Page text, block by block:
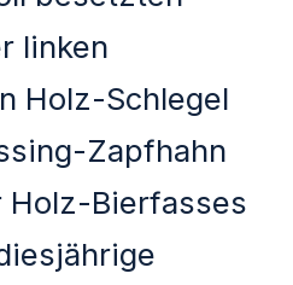
linken
Holz-Schlegel
Zapfhahn
Holz-Bierfasses